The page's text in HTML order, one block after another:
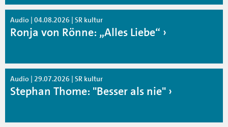
Audio | 04.08.2026 | SR kultur
Ronja von Rönne: „Alles Liebe“
Audio | 29.07.2026 | SR kultur
Stephan Thome: "Besser als nie"